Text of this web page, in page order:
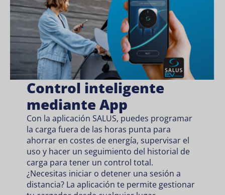
Control inteligente
mediante App
Con la aplicación SALUS, puedes programar
la carga fuera de las horas punta para
ahorrar en costes de energía, supervisar el
uso y hacer un seguimiento del historial de
carga para tener un control total.
¿Necesitas iniciar o detener una sesión a
distancia? La aplicación te permite gestionar